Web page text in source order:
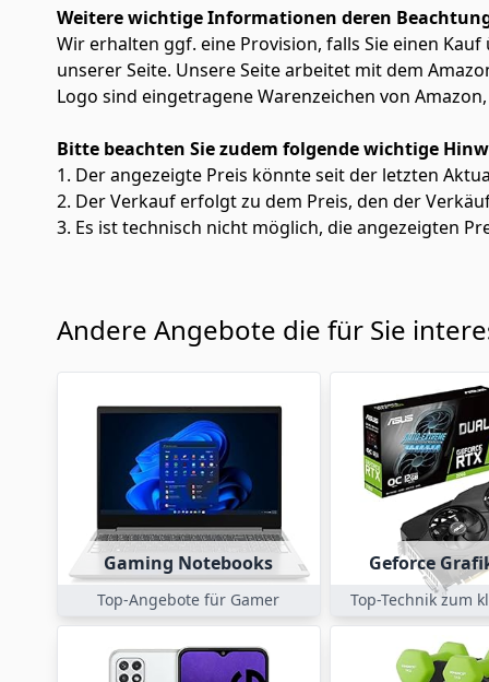
Weitere wichtige Informationen deren
Wir erhalten ggf. eine Provision, falls Sie einen
unserer Seite. Unsere Seite arbeitet mit dem
Logo sind eingetragene Warenzeichen von
Bitte beachten Sie zudem folgende wichtige
1. Der angezeigte Preis könnte seit der letzten
2. Der Verkauf erfolgt zu dem Preis, den der
3. Es ist technisch nicht möglich, die angezeigten
Andere Angebote die für Sie
Gaming Notebooks
Top-Angebote für Gamer
Geforce
Top-Technik zum